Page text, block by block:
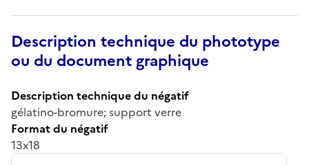
Description technique du phototype
ou du document graphique
Description technique du négatif
gélatino-bromure; support verre
Format du négatif
13x18